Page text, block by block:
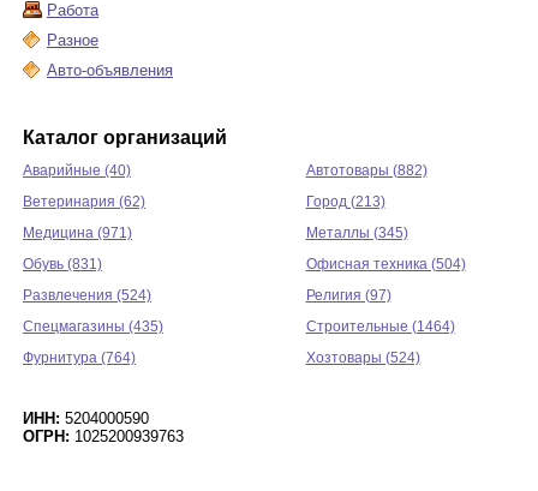
Работа
Разное
Авто-объявления
Каталог организаций
Аварийные (40)
Автотовары (882)
Ветеринария (62)
Город (213)
Медицина (971)
Металлы (345)
Обувь (831)
Офисная техника (504)
Развлечения (524)
Религия (97)
Спецмагазины (435)
Строительные (1464)
Фурнитура (764)
Хозтовары (524)
ИНН: 5204000590
ОГРН: 1025200939763